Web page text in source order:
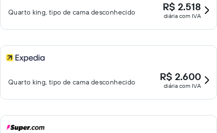
Quarto king, tipo de cama desconhecido R$ 2.518
diária com IVA
Quarto king, tipo de cama desconhecido R$ 2.600
diária com IVA